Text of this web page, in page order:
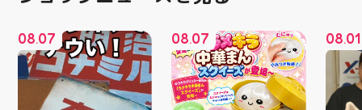
08.07 08.07 08.01